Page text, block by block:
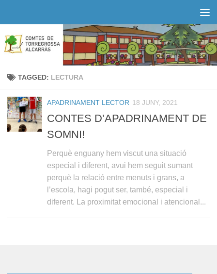
TAGGED: LECTURA
APADRINAMENT LECTOR 18 JUNY, 2021
CONTES D’APADRINAMENT DE
SOMNI!
Perquè enguany hem viscut una situació
especial i diferent, avui hem seguit sumant
perquè la relació entre menuts i grans, a
l’escola, hagi pogut ser, també, especial i
diferent. La proximitat emocional i atencional...